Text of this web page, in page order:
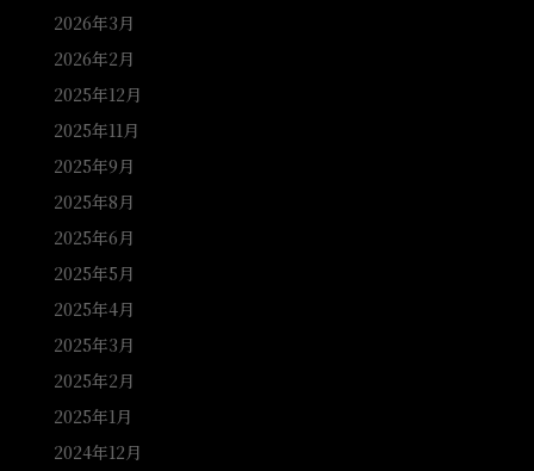
2026年3月
2026年2月
2025年12月
2025年11月
2025年9月
2025年8月
2025年6月
2025年5月
2025年4月
2025年3月
2025年2月
2025年1月
2024年12月